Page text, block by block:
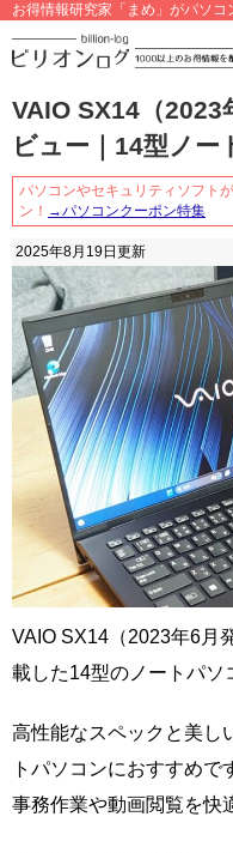
お得情報研究家「まめ」がパソコ
VAIO SX14（2023
ビュー｜14型ノー
パソコンやセキュリティソフト
ン！ →パソコンクーポン特集
2025年8月19日 更新
VAIO SX14（2023年6月
載した14型のノートパソ
高性能なスペックと美し
トパソコンにおすすめ
事務作業や動画閲覧を快